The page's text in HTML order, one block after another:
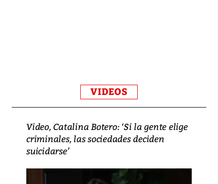
VIDEOS
Video, Catalina Botero: ‘Si la gente elige
criminales, las sociedades deciden
suicidarse’